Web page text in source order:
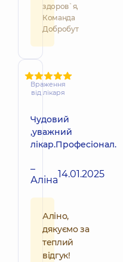
здоров`я,
Команда
Добробут
Враження
від лікаря
Чудовий
,уважний
лікар.Професіонал.
–
Аліна14.01.2025
Аліно,
дякуємо за
теплий
відгук!